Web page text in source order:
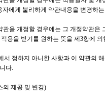
에게 불리하게 약관내용을 변경하
관을 개정할 경우에는 그 개정약관은
용을 받기를 원하는 뜻을 제3항에
정하지 아니한 사항과 이 약관의
다.
의 제공 및 변경)